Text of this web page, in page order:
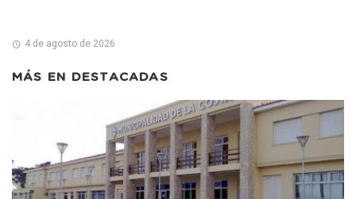
4 de agosto de 2026
MÁS EN DESTACADAS